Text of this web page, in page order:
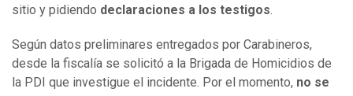
sitio y pidiendo declaraciones a los testigos.
Según datos preliminares entregados por Carabineros,
desde la fiscalía se solicitó a la Brigada de Homicidios de
la PDI que investigue el incidente. Por el momento, no se